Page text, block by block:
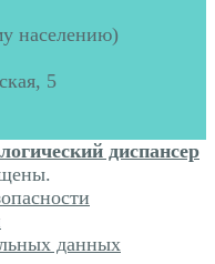
населению)
5
диспансер
данных